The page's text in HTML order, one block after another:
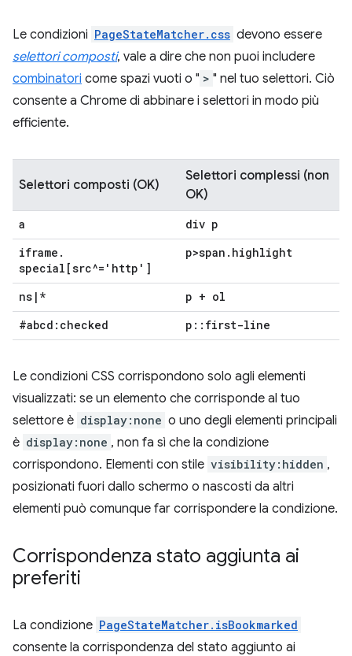
Le condizioni PageStateMatcher.css devono essere
selettori composti, vale a dire che non puoi includere
combinatori come spazi vuoti o " > " nel tuo selettori. Ciò
consente a Chrome di abbinare i selettori in modo più
efficiente.
Selettori composti (OK)
Selettori complessi (non
OK)
a
div p
iframe .
special[src^='http']
p>span . highlight
ns | *
p + ol
#abcd:checked
p :: first-line
Le condizioni CSS corrispondono solo agli elementi
visualizzati: se un elemento che corrisponde al tuo
selettore è display:none o uno degli elementi principali
è display:none , non fa sì che la condizione
corrispondono. Elementi con stile visibility:hidden ,
posizionati fuori dallo schermo o nascosti da altri
elementi può comunque far corrispondere la condizione.
Corrispondenza stato aggiunta ai
preferiti
La condizione PageStateMatcher.isBookmarked
consente la corrispondenza del stato aggiunto ai